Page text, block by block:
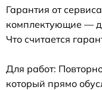
Гарантия от
комплектующие —
Что считается
Для работ:
который прямо